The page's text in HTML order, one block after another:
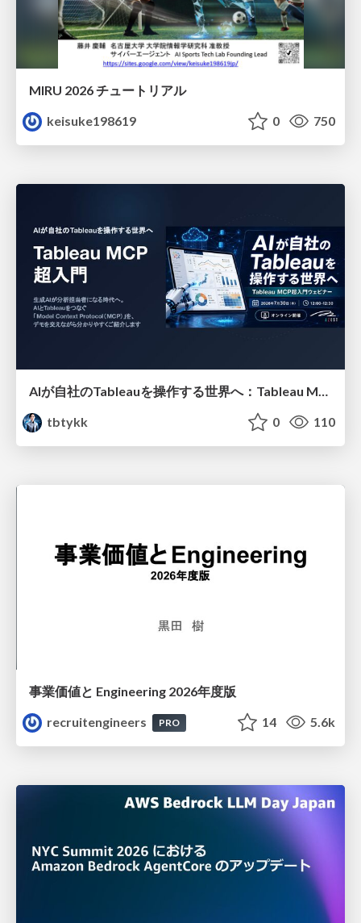
MIRU 2026 チュートリアル
keisuke198619
0 750
tbtykk
0 110
事業価値と Engineering 2026年度版
recruitengineers
PRO 14 5.6k